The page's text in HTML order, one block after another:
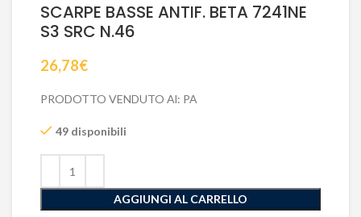
SCARPE BASSE ANTIF. BETA 7241NE
S3 SRC N.46
26,78€
PRODOTTO VENDUTO Al: PA
49 disponibili
AGGIUNGI AL CARRELLO